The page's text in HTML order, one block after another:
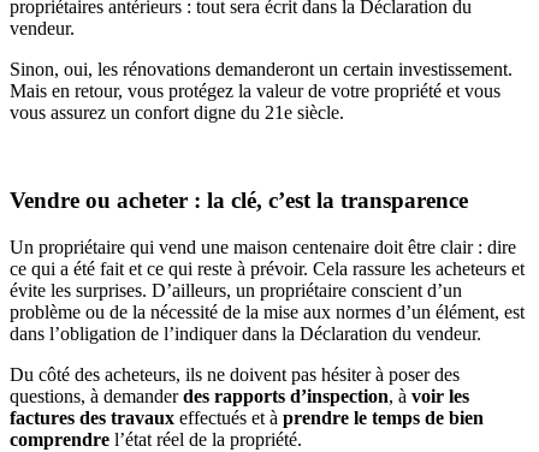
propriétaires antérieurs : tout sera écrit dans la Déclaration du
vendeur.
Sinon, oui, les rénovations demanderont un certain investissement.
Mais en retour, vous protégez la valeur de votre propriété et vous
vous assurez un confort digne du 21e siècle.
Vendre ou acheter : la clé, c’est la transparence
Un propriétaire qui vend une maison centenaire doit être clair : dire
ce qui a été fait et ce qui reste à prévoir. Cela rassure les acheteurs et
évite les surprises. D’ailleurs, un propriétaire conscient d’un
problème ou de la nécessité de la mise aux normes d’un élément, est
dans l’obligation de l’indiquer dans la Déclaration du vendeur.
Du côté des acheteurs, ils ne doivent pas hésiter à poser des
questions, à demanderdes rapports d’inspection, à voir les
factures des travaux effectués et à prendre le temps de bien
comprendre l’état réel de la propriété.